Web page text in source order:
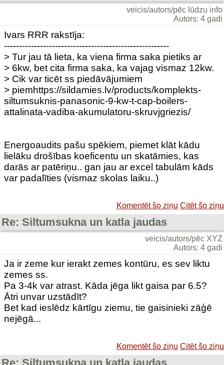
veicis/autors/pēc lūdzu info
Autors: 4 gadi
Ivars RRR rakstīja:
-------------------------------------------------------
> Tur jau tā lieta, ka viena firma saka pietiks ar
> 6kw, bet cita firma saka, ka vajag vismaz 12kw.
> Cik var ticēt ss piedāvājumiem
> piemhttps://sildamies.lv/products/komplekts-
siltumsuknis-panasonic-9-kw-t-cap-boilers-
attalinata-vadiba-akumulatoru-skruvjgriezis/
Energoaudits pašu spēkiem, piemet klāt kādu
lielāku drošības koeficentu un skatāmies, kas
darās ar patēriņu.. gan jau ar excel tabulām kāds
var padalīties (vismaz skolas laiku..)
Komentēt šo ziņu Citēt šo ziņu
Re: Siltumsukna un katla jaudas
veicis/autors/pēc XYZ
Autors: 4 gadi
Ja ir zeme kur ierakt zemes kontūru, es sev liktu
zemes ss.
Pa 3-4k var atrast. Kāda jēga likt gaisa par 6.5?
Ātri unvar uzstādīt?
Bet kad ieslēdz kārtīgu ziemu, tie gaisinieki zāģē
nejēgā...
Komentēt šo ziņu Citēt šo ziņu